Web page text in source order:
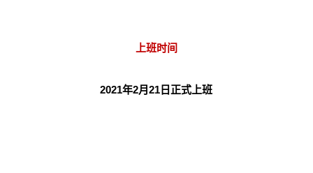
上班时间
2021年2月21日正式上班